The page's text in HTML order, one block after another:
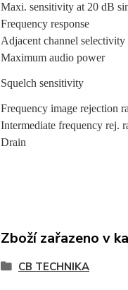
Maxi. sensitivity at 20 dB
Frequency response
Adjacent channel selectivity
Maximum audio power
Squelch sensitivity
Frequency image rejection
Intermediate frequency rej.
Drain
Zboží zařazeno v
CB TECHNIKA